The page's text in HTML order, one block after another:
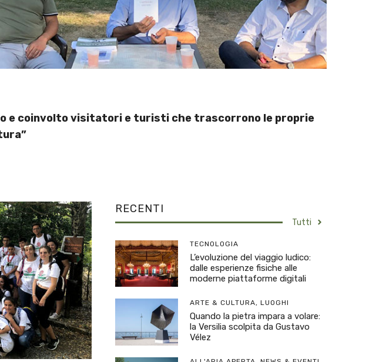
e coinvolto visitatori e turisti che trascorrono le proprie
RECENTI
Tutti
TECNOLOGIA
L’evoluzione del viaggio ludico:
dalle esperienze fisiche alle
moderne piattaforme digitali
ARTE & CULTURA, LUOGHI
Quando la pietra impara a volare:
la Versilia scolpita da Gustavo
Vélez